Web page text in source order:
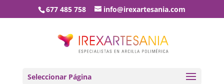
677 485 758 info@irexartesania.com
Seleccionar Página